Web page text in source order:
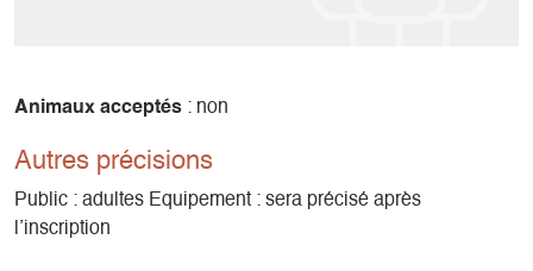
Animaux acceptés : non
Autres précisions
Public : adultes Equipement : sera précisé après
l’inscription